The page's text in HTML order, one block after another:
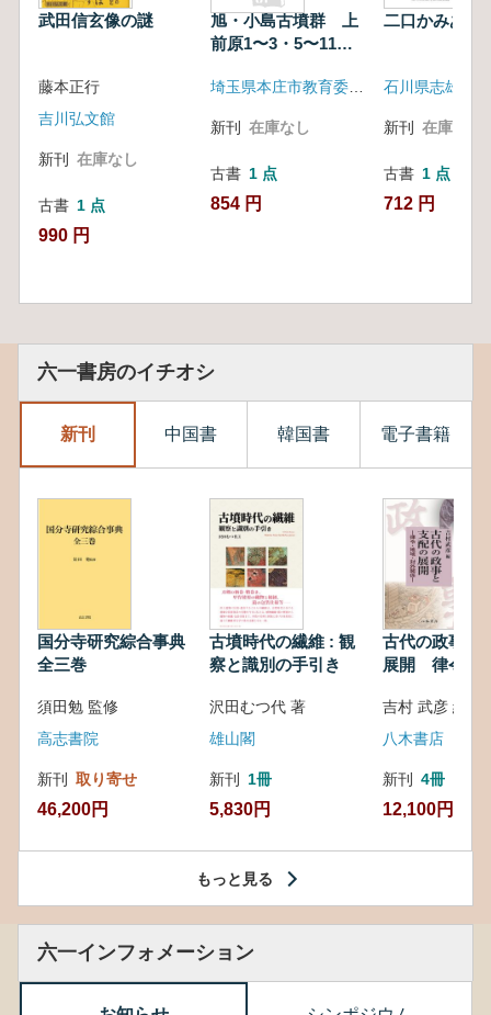
武田信玄像の謎
藤本正行
吉川弘文館
新刊 在庫なし
古書 1 点
990 円
旭・小島古墳群 上
前原1〜3・5〜11号
新刊 在庫なし
古書 1 点
854 円
二口かみあれ
新刊 在庫なし
古書 1 点
712 円
六一書房のイチオシ
新刊 中国書 韓国書 電子書籍
国分寺研究綜合事典
全三巻
須田勉 監修
高志書院
新刊 取り寄せ
46,200円
古墳時代の繊維 : 観
察と識別の手引き
沢田むつ代 著
雄山閣
新刊 1冊
5,830円
古代の政事と
展開 律令・
吉村 武彦 編集
八木書店
新刊 4冊
12,100円
もっと見る
六一インフォメーション